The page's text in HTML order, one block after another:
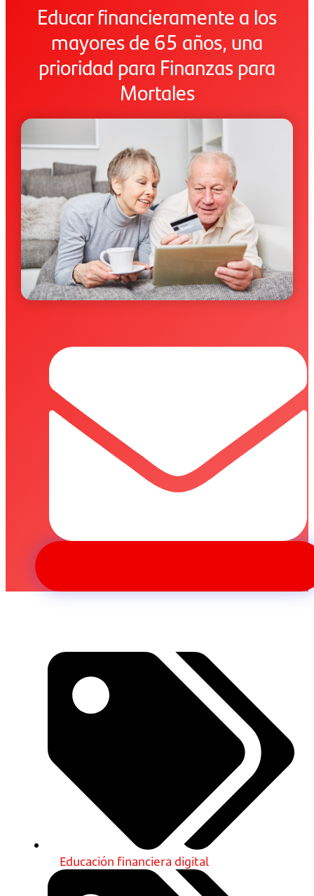
Educar financieramente a los
mayores de 65 años, una
prioridad para Finanzas para
Mortales
Educación financiera digital